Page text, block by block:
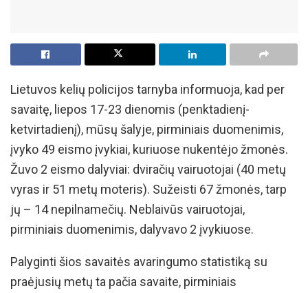
Lietuvos kelių policijos tarnyba informuoja, kad per
savaitę, liepos 17-23 dienomis (penktadienį-
ketvirtadienį), mūsų šalyje, pirminiais duomenimis,
įvyko 49 eismo įvykiai, kuriuose nukentėjo žmonės.
Žuvo 2 eismo dalyviai: dviračių vairuotojai (40 metų
vyras ir 51 metų moteris). Sužeisti 67 žmonės, tarp
jų – 14 nepilnamečių. Neblaivūs vairuotojai,
pirminiais duomenimis, dalyvavo 2 įvykiuose.
Palyginti šios savaitės avaringumo statistiką su
praėjusių metų ta pačia savaite, pirminiais